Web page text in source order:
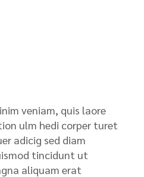
veniam, quis laore
ulm hedi corper turet
adicig sed diam
tincidunt ut
aliquam erat